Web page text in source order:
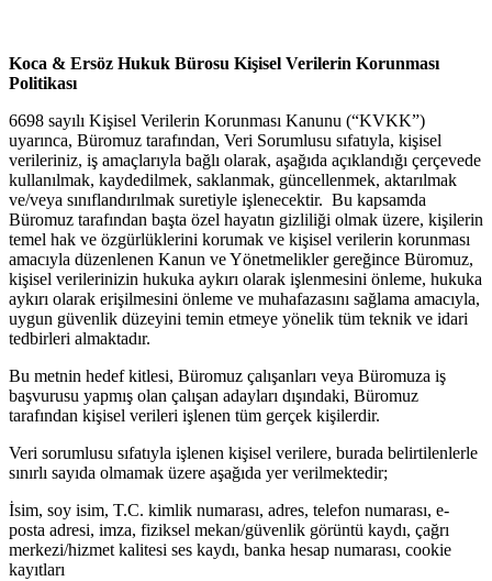
Koca & Ersöz Hukuk Bürosu Kişisel Verilerin Korunması
Politikası
6698 sayılı Kişisel Verilerin Korunması Kanunu (“KVKK”)
uyarınca, Büromuz tarafından, Veri Sorumlusu sıfatıyla, kişisel
verileriniz, iş amaçlarıyla bağlı olarak, aşağıda açıklandığı çerçevede
kullanılmak, kaydedilmek, saklanmak, güncellenmek, aktarılmak
ve/veya sınıflandırılmak suretiyle işlenecektir. Bu kapsamda
Büromuz tarafından başta özel hayatın gizliliği olmak üzere, kişilerin
temel hak ve özgürlüklerini korumak ve kişisel verilerin korunması
amacıyla düzenlenen Kanun ve Yönetmelikler gereğince Büromuz,
kişisel verilerinizin hukuka aykırı olarak işlenmesini önleme, hukuka
aykırı olarak erişilmesini önleme ve muhafazasını sağlama amacıyla,
uygun güvenlik düzeyini temin etmeye yönelik tüm teknik ve idari
tedbirleri almaktadır.
Bu metnin hedef kitlesi, Büromuz çalışanları veya Büromuza iş
başvurusu yapmış olan çalışan adayları dışındaki, Büromuz
tarafından kişisel verileri işlenen tüm gerçek kişilerdir.
Veri sorumlusu sıfatıyla işlenen kişisel verilere, burada belirtilenlerle
sınırlı sayıda olmamak üzere aşağıda yer verilmektedir;
İsim, soy isim, T.C. kimlik numarası, adres, telefon numarası, e-
posta adresi, imza, fiziksel mekan/güvenlik görüntü kaydı, çağrı
merkezi/hizmet kalitesi ses kaydı, banka hesap numarası, cookie
kayıtları